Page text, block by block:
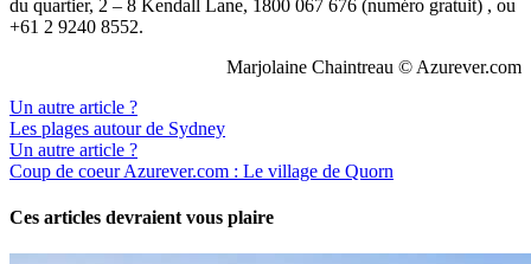
du quartier, 2 – 8 Kendall Lane, 1800 067 676 (numéro gratuit) , ou
+61 2 9240 8552.
Marjolaine Chaintreau © Azurever.com
Un autre article ?
Les plages autour de Sydney
Un autre article ?
Coup de coeur Azurever.com : Le village de Quorn
Ces articles devraient vous plaire